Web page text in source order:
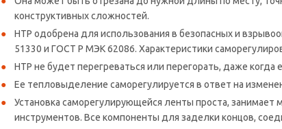
конструктивных сложностей.
HTР одобрена для использования в безопасных и
51330 и ГОСТ Р МЭК 62086. Характеристики
HTР не будет перегреваться или перегорать, даже
Ее тепловыделение саморегулируется в ответ на
Установка саморегулирующейся ленты проста,
инструментов. Все компоненты для заделки концов,